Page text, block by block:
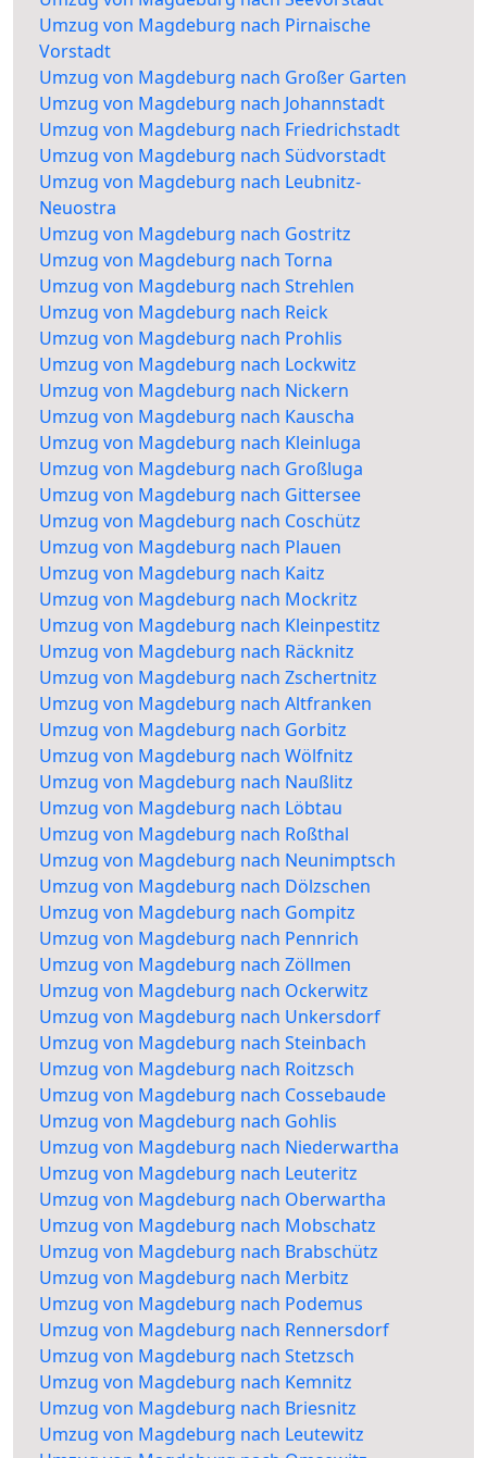
Umzug von Magdeburg nach Pirnaische
Vorstadt
Umzug von Magdeburg nach Großer Garten
Umzug von Magdeburg nach Johannstadt
Umzug von Magdeburg nach Friedrichstadt
Umzug von Magdeburg nach Südvorstadt
Umzug von Magdeburg nach Leubnitz-
Neuostra
Umzug von Magdeburg nach Gostritz
Umzug von Magdeburg nach Torna
Umzug von Magdeburg nach Strehlen
Umzug von Magdeburg nach Reick
Umzug von Magdeburg nach Prohlis
Umzug von Magdeburg nach Lockwitz
Umzug von Magdeburg nach Nickern
Umzug von Magdeburg nach Kauscha
Umzug von Magdeburg nach Kleinluga
Umzug von Magdeburg nach Großluga
Umzug von Magdeburg nach Gittersee
Umzug von Magdeburg nach Coschütz
Umzug von Magdeburg nach Plauen
Umzug von Magdeburg nach Kaitz
Umzug von Magdeburg nach Mockritz
Umzug von Magdeburg nach Kleinpestitz
Umzug von Magdeburg nach Räcknitz
Umzug von Magdeburg nach Zschertnitz
Umzug von Magdeburg nach Altfranken
Umzug von Magdeburg nach Gorbitz
Umzug von Magdeburg nach Wölfnitz
Umzug von Magdeburg nach Naußlitz
Umzug von Magdeburg nach Löbtau
Umzug von Magdeburg nach Roßthal
Umzug von Magdeburg nach Neunimptsch
Umzug von Magdeburg nach Dölzschen
Umzug von Magdeburg nach Gompitz
Umzug von Magdeburg nach Pennrich
Umzug von Magdeburg nach Zöllmen
Umzug von Magdeburg nach Ockerwitz
Umzug von Magdeburg nach Unkersdorf
Umzug von Magdeburg nach Steinbach
Umzug von Magdeburg nach Roitzsch
Umzug von Magdeburg nach Cossebaude
Umzug von Magdeburg nach Gohlis
Umzug von Magdeburg nach Niederwartha
Umzug von Magdeburg nach Leuteritz
Umzug von Magdeburg nach Oberwartha
Umzug von Magdeburg nach Mobschatz
Umzug von Magdeburg nach Brabschütz
Umzug von Magdeburg nach Merbitz
Umzug von Magdeburg nach Podemus
Umzug von Magdeburg nach Rennersdorf
Umzug von Magdeburg nach Stetzsch
Umzug von Magdeburg nach Kemnitz
Umzug von Magdeburg nach Briesnitz
Umzug von Magdeburg nach Leutewitz